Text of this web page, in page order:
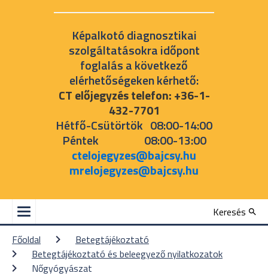
Képalkotó diagnosztikai
szolgáltatásokra időpont
foglalás a következő
elérhetőségeken kérhető:
CT előjegyzés telefon: +36-1-
432-7701
Hétfő-Csütörtök 08:00-14:00
Péntek 08:00-13:00
ctelojegyzes@bajcsy.hu
mrelojegyzes@bajcsy.hu
Keresés
Főoldal
Betegtájékoztató
Betegtájékoztató és beleegyező nyilatkozatok
Nőgyógyászat